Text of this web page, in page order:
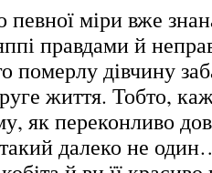
певної міри вже
правдами й
померлу дівчину
життя. Тобто,
як переконливо
далеко не